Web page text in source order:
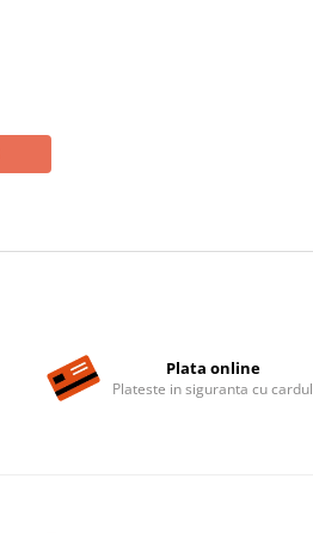
Plata online
Plateste in siguranta cu cardul